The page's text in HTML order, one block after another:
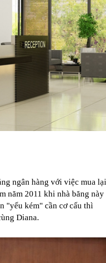
ngân hàng với việc mua lại
năm 2011 khi nhà băng này
"yếu kém" cần cơ cấu thì
Diana.